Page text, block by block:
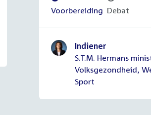
Voltooid:
Voorbereiding Onvoltooid:
Debat
Indiener
S.T.M. Hermans
Volksgezondheid,
Sport